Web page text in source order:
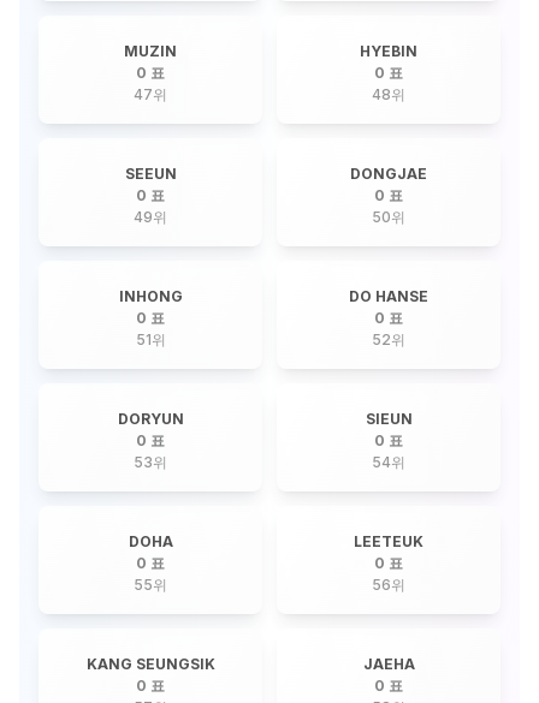
MUZIN
0 표
47위
HYEBIN
0 표
48위
SEEUN
0 표
49위
DONGJAE
0 표
50위
INHONG
0 표
51위
DO HANSE
0 표
52위
DORYUN
0 표
53위
SIEUN
0 표
54위
DOHA
0 표
55위
LEETEUK
0 표
56위
KANG SEUNGSIK
0 표
JAEHA
0 표